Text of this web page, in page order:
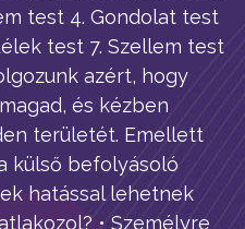
test 4. Gondolat test
test 7. Szellem test
azért, hogy
és kézben
területét. Emellett
külső befolyásoló
hatással lehetnek
• Személyre